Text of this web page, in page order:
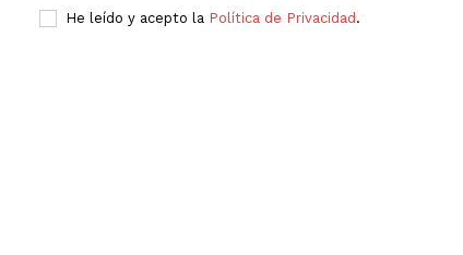
He leído y acepto la Política de Privacidad .